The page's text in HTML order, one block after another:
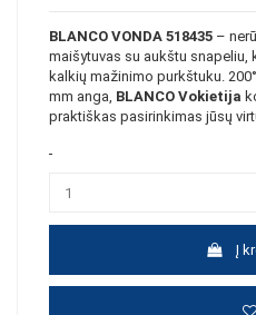
BLANCO VONDA 518435 –
maišytuvas su aukštu snapeliu,
kalkių mažinimo purkštuku.
mm anga, BLANCO Vokietija
praktiškas pasirinkimas jūsų
Į